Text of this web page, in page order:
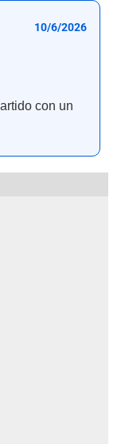
10/6/2026
con un